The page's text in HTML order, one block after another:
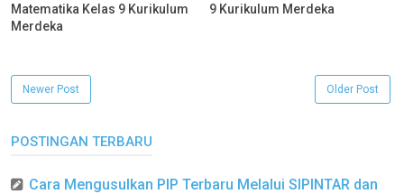
Matematika Kelas 9 Kurikulum
Merdeka
9 Kurikulum Merdeka
Newer Post Older Post
POSTINGAN TERBARU
Cara Mengusulkan PIP Terbaru Melalui SIPINTAR dan